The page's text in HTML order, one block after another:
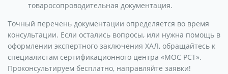
товаросопроводительная документация.
Точный перечень документации определяется во время
консультации. Если остались вопросы, или нужна помощь в
оформлении экспертного заключения ХАЛ, обращайтесь к
специалистам сертификационного центра «МОС РСТ».
Проконсультируем бесплатно, направляйте заявки!